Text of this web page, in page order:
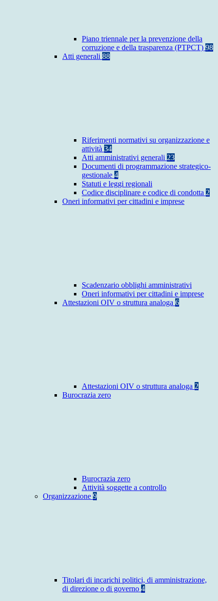
Piano triennale per la prevenzione della
corruzione e della trasparenza (PTPCT) 98
Atti generali 88
Riferimenti normativi su organizzazione e
attività 34
Atti amministrativi generali 23
Documenti di programmazione strategico-
gestionale 4
Statuti e leggi regionali
Codice disciplinare e codice di condotta 2
Oneri informativi per cittadini e imprese
Scadenzario obblighi amministrativi
Oneri informativi per cittadini e imprese
Attestazioni OIV o struttura analoga 6
Attestazioni OIV o struttura analoga 2
Burocrazia zero
Burocrazia zero
Attività soggette a controllo
Organizzazione 9
Titolari di incarichi politici, di amministrazione,
di direzione o di governo 4